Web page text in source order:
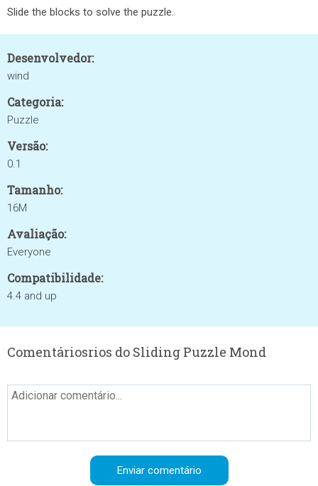
Slide the blocks to solve the puzzle.
Desenvolvedor:
wind
Categoria:
Puzzle
Versão:
0.1
Tamanho:
16M
Avaliação:
Everyone
Compatibilidade:
4.4 and up
Comentáriosrios do Sliding Puzzle Mond